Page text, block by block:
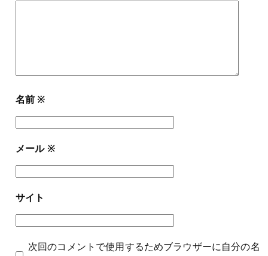
名前 ※
メール ※
サイト
次回のコメントで使用するためブラウザーに自分の名